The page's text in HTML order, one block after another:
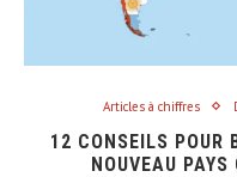
Articles à chiffres
12 CONSEILS POUR
NOUVEAU